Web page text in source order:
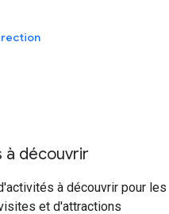
à découvrir
à découvrir pour les
et d'attractions